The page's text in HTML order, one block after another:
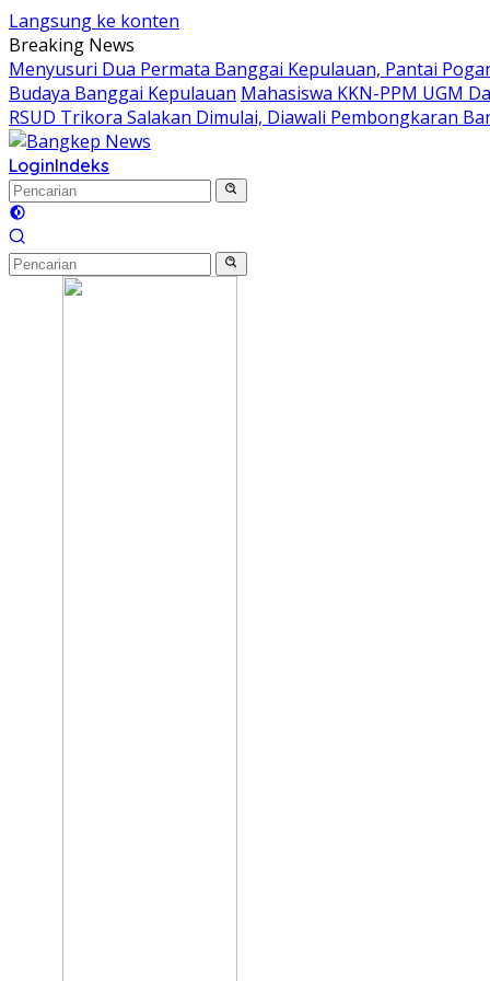
Langsung ke konten
Breaking News
Menyusuri Dua Permata Banggai Kepulauan, Pantai
Budaya Banggai Kepulauan Mahasiswa KKN-PPM UGM
RSUD Trikora Salakan Dimulai, Diawali Pembongkaran
LoginIndeks